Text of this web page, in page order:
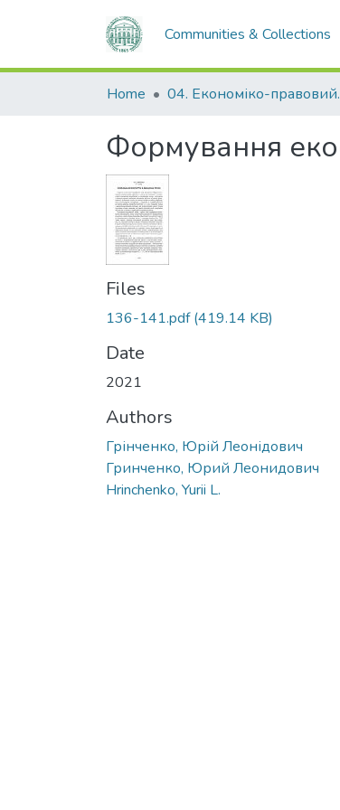
Communities & Collections
Home 04.
Формування
Files
136-141.pdf(419.14 KB)
Date
2021
Authors
Грінченко, Юрій Леонідович
Гринченко, Юрий Леонидович
Hrinchenko, Yurii L.